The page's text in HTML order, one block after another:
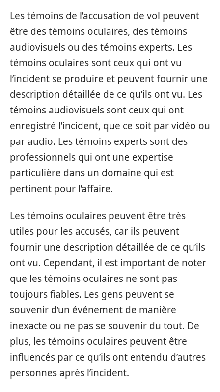
Les témoins de l’accusation de vol peuvent
être des témoins oculaires, des témoins
audiovisuels ou des témoins experts. Les
témoins oculaires sont ceux qui ont vu
l’incident se produire et peuvent fournir une
description détaillée de ce qu’ils ont vu. Les
témoins audiovisuels sont ceux qui ont
enregistré l’incident, que ce soit par vidéo ou
par audio. Les témoins experts sont des
professionnels qui ont une expertise
particulière dans un domaine qui est
pertinent pour l’affaire.
Les témoins oculaires peuvent être très
utiles pour les accusés, car ils peuvent
fournir une description détaillée de ce qu’ils
ont vu. Cependant, il est important de noter
que les témoins oculaires ne sont pas
toujours fiables. Les gens peuvent se
souvenir d’un événement de manière
inexacte ou ne pas se souvenir du tout. De
plus, les témoins oculaires peuvent être
influencés par ce qu’ils ont entendu d’autres
personnes après l’incident.